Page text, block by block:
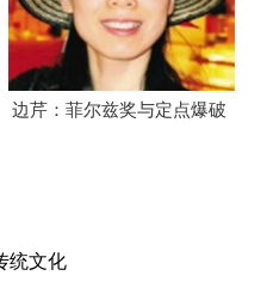
边芹：菲尔兹奖与定点爆破
统文化